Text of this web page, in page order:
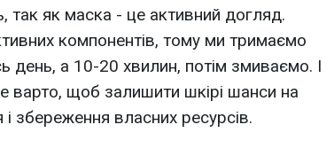
так як маска - це активний догляд.
компонентів, тому ми тримаємо
день, а 10-20 хвилин, потім змиваємо. І
варто, щоб залишити шкірі шанси на
і збереження власних ресурсів.